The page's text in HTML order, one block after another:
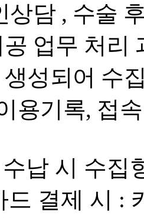
상담 , 수술
업무 처리
성되어 수
용기록, 접
납 시 수집
드 결제 시 :